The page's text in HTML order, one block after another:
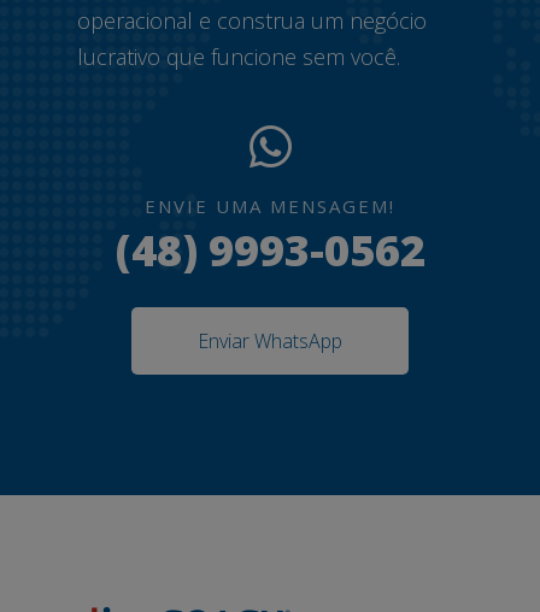
operacional e construa um negócio
lucrativo que funcione sem você.
ENVIE UMA MENSAGEM!
(48) 9993-0562
Enviar WhatsApp